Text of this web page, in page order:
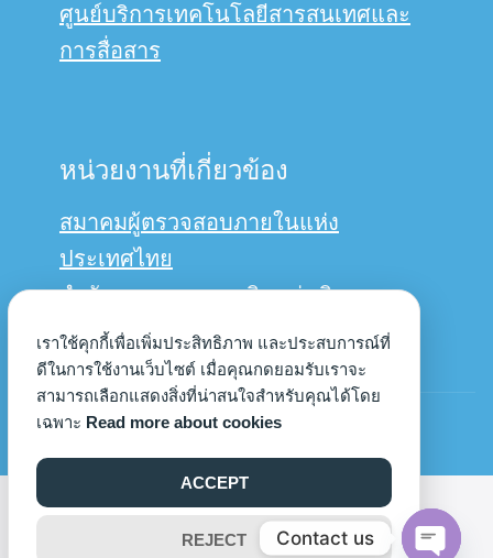
ศูนย์บริการเทคโนโลยีสารสนเทศและ
การสื่อสาร
หน่วยงานที่เกี่ยวข้อง
สมาคมผู้ตรวจสอบภายในแห่ง
ประเทศไทย
สำนักงานการตรวจเงินแผ่นดิน
กรมบัญชีกลาง
© Copyright 2022us
©2026 AUDIT.UP.AC.TH. ALL RIGHTS RESERVED.
เราใช้คุกกี้เพื่อเพิ่มประสิทธิภาพ และประสบการณ์ที่
ดีในการใช้งานเว็บไซต์ เมื่อคุณกดยอมรับเราจะ
สามารถเลือกแสดงสิ่งที่น่าสนใจสำหรับคุณได้โดย
เฉพาะ Read more about cookies
ACCEPT
REJECT Contact us